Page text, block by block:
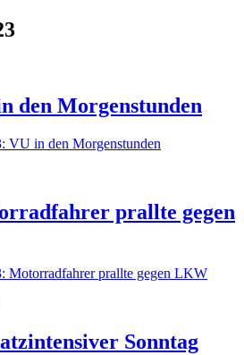
den Morgenstunden
VU in den Morgenstunden
prallte gegen
Motorradfahrer prallte gegen LKW
Sonntag